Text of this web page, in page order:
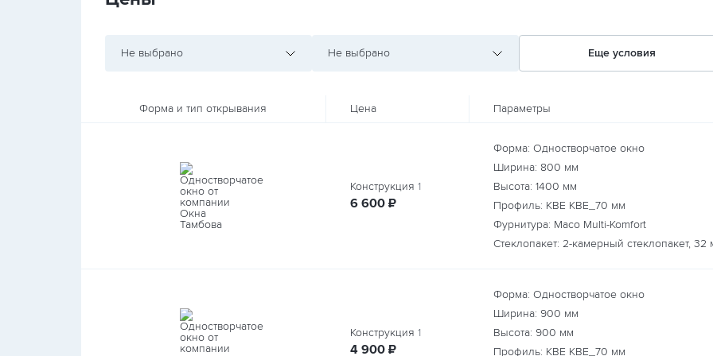
Не выбрано Не выбрано Еще условия
Форма и тип открывания Цена Параметры
Конструкция 1
6 600 руб.
₽
Форма: Одностворчатое окно
Ширина: 800 мм
Высота: 1400 мм
Профиль: KBE КВЕ_70 мм
Фурнитура: Maco Multi-Komfort
Стеклопакет: 2-камерный стеклопакет, 32
Конструкция 1
4 900 руб.
₽
Форма: Одностворчатое окно
Ширина: 900 мм
Высота: 900 мм
Профиль: KBE КВЕ_70 мм